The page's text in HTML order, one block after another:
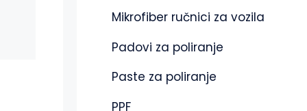
Mikrofiber ručnici za vozila
Padovi za poliranje
Paste za poliranje
PPF